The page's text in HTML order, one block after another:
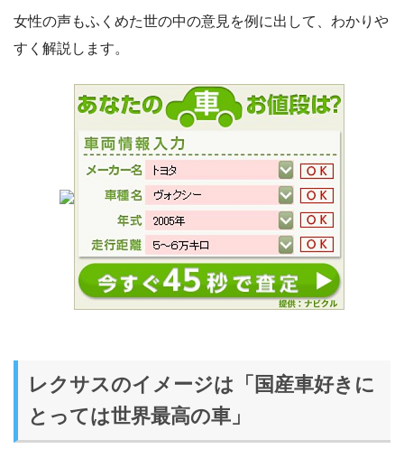
女性の声もふくめた世の中の意見を例に出して、わかりや
すく解説します。
レクサスのイメージは「国産車好きに
とっては世界最高の車」